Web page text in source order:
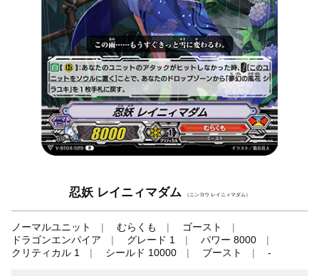
忍妖 レイニィマダム （ニンヨウ レイニィマダム）
ノーマルユニット むらくも
ゴースト
ドラゴンエンパイア
グレード 1
パワー 8000
クリティカル 1
シールド 10000 ブースト -